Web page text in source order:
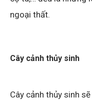
ngoại thất.
Cây cảnh thủy sinh
Cây cảnh thủy sinh